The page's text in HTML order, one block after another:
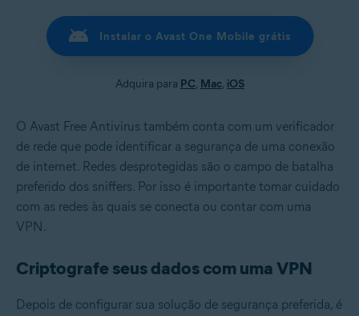
Instalar o Avast One Mobile grátis
Adquira para PC, Mac, iOS
O Avast Free Antivirus também conta com um verificador
de rede que pode identificar a segurança de uma conexão
de internet. Redes desprotegidas são o campo de batalha
preferido dos sniffers. Por isso é importante tomar cuidado
com as redes às quais se conecta ou contar com uma
VPN.
Criptografe seus dados com uma VPN
Depois de configurar sua solução de segurança preferida, é